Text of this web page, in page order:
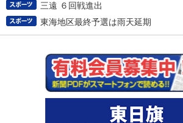
三遠 ６回戦進出
東海地区最終予選は雨天延期